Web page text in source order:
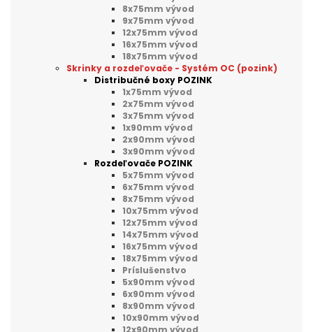
8x75mm vývod
9x75mm vývod
12x75mm vývod
16x75mm vývod
18x75mm vývod
Skrinky a rozdeľovače - Systém OC (pozink)
Distribučné boxy POZINK
1x75mm vývod
2x75mm vývod
3x75mm vývod
1x90mm vývod
2x90mm vývod
3x90mm vývod
Rozdeľovače POZINK
5x75mm vývod
6x75mm vývod
8x75mm vývod
10x75mm vývod
12x75mm vývod
14x75mm vývod
16x75mm vývod
18x75mm vývod
Príslušenstvo
5x90mm vývod
6x90mm vývod
8x90mm vývod
10x90mm vývod
12x90mm vývod